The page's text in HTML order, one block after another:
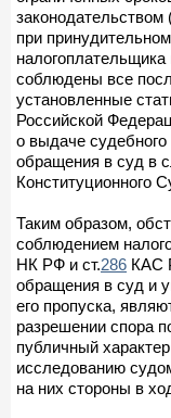
законодательством
при
соблюдены все
установленные
Российской
о выдаче
обращения в суд в
Конституционного
Таким образом,
соблюдением
НК РФ и ст.286 КАС
обращения в суд и
его пропуска,
разрешении спора
публичный
исследованию
на них стороны в